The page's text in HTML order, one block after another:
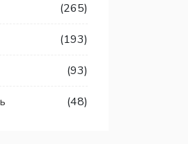
(265)
(193)
(93)
(48)